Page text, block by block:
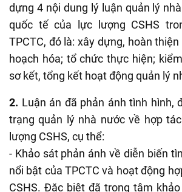
dựng 4 nội dung lý luận quản lý
quốc tế của lực lượng CSHS
TPCTC, đó là: xây dựng, hoàn
hoạch hóa; tổ chức thực hiện;
sơ kết, tổng kết hoạt động quản lý
2. Luận án đã phản ánh tình hình,
trạng quản lý nhà nước về hợp
lượng CSHS, cụ thể:
- Khảo sát phản ánh về diễn biến
nổi bật của TPCTC và hoạt động
CSHS. Đặc biệt đã trọng tâm